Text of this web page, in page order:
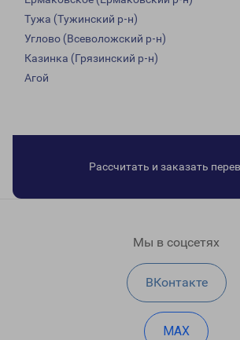
Тужа (Тужинский р-н)
Углово (Всеволожский р-н)
Казинка (Грязинский р-н)
Агой
Рассчитать и заказать
Мы в соцсетях
ВКонтакте
MAX